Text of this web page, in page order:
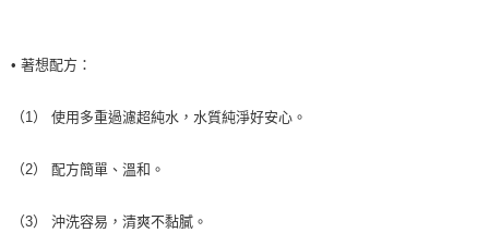
• 著想配方：
（1） 使用多重過濾超純水，水質純淨好安心。
（2） 配方簡單、溫和。
（3） 沖洗容易，清爽不黏膩。